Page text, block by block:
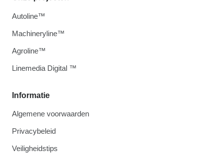
Informatie
Algemene voorwaarden
Privacybeleid
Veiligheidstips
Autoline™
Machineryline™
Agroline™
Linemedia Digital ™